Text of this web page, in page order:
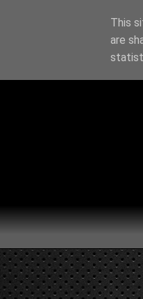
This
are